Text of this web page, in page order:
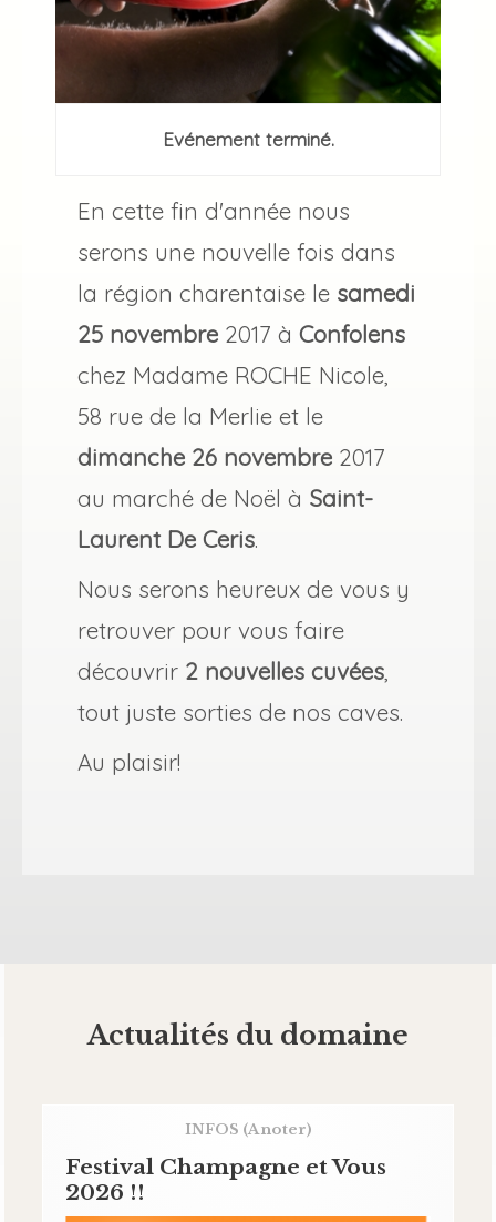
Evénement terminé.
En cette fin d'année nous
serons une nouvelle fois dans
la région charentaise le samedi
25 novembre 2017 à Confolens
chez Madame ROCHE Nicole,
58 rue de la Merlie et le
dimanche 26 novembre 2017
au marché de Noël à Saint-
Laurent De Ceris.
Nous serons heureux de vous y
retrouver pour vous faire
découvrir 2 nouvelles cuvées,
tout juste sorties de nos caves.
Au plaisir!
Actualités du domaine
INFOS (A noter)
Festival Champagne et Vous
2026 !!